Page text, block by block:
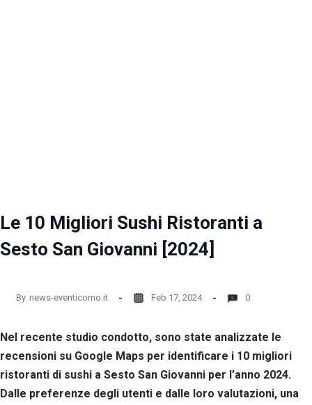
Le 10 Migliori Sushi Ristoranti a
Sesto San Giovanni [2024]
By news-eventicomo.it Feb 17, 2024 0
Nel recente studio condotto, sono state analizzate le
recensioni su Google Maps per identificare i 10 migliori
ristoranti di sushi a Sesto San Giovanni per l’anno 2024.
Dalle preferenze degli utenti e dalle loro valutazioni, una